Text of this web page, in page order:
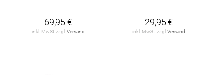
69,95 €
inkl. MwSt. zzgl. Versand
29,95 €
inkl. MwSt. zzgl. Versand